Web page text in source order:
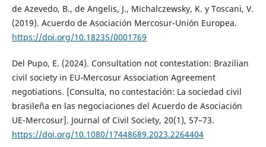
de Azevedo, B., de Angelis, J., Michalczewsky, K. y Toscani, V.
(2019). Acuerdo de Asociación Mercosur-Unión Europea.
https://doi.org/10.18235/0001769
Del Pupo, E. (2024). Consultation not contestation: Brazilian
civil society in EU-Mercosur Association Agreement
negotiations. [Consulta, no contestación: La sociedad civil
brasileña en las negociaciones del Acuerdo de Asociación
UE-Mercosur]. Journal of Civil Society, 20(1), 57–73.
https://doi.org/10.1080/17448689.2023.2264404